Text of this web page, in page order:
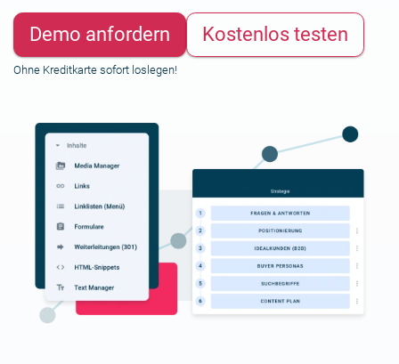
Demo anfordern Kostenlos testen
Ohne Kreditkarte sofort loslegen!